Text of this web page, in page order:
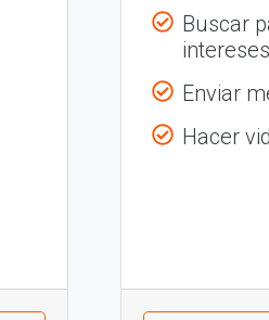
Buscar
Enviar
Hacer